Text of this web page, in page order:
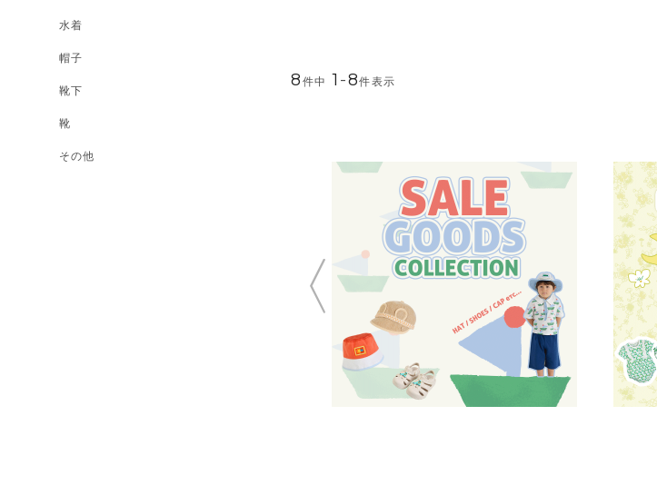
水着
帽子
靴下
靴
その他
8 件中 1 -8件表示